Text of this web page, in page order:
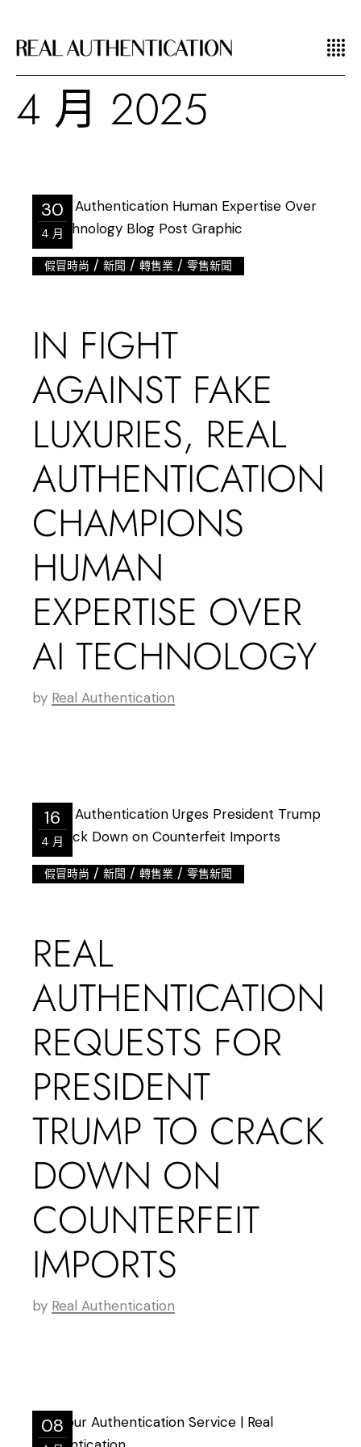
4 月 2025
30
4 月
假冒時尚 /新聞 /轉售業 /零售新聞
IN FIGHT
AGAINST FAKE
LUXURIES, REAL
AUTHENTICATION
CHAMPIONS
HUMAN
EXPERTISE OVER
AI TECHNOLOGY
by Real Authentication
16
4 月
假冒時尚 /新聞 /轉售業 /零售新聞
REAL
AUTHENTICATION
REQUESTS FOR
PRESIDENT
TRUMP TO CRACK
DOWN ON
COUNTERFEIT
IMPORTS
by Real Authentication
08